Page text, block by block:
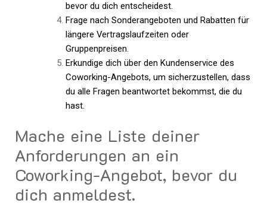
bevor du dich entscheidest.
Frage nach Sonderangeboten und Rabatten für
längere Vertragslaufzeiten oder
Gruppenpreisen.
Erkundige dich über den Kundenservice des
Coworking-Angebots, um sicherzustellen, dass
du alle Fragen beantwortet bekommst, die du
hast.
Mache eine Liste deiner
Anforderungen an ein
Coworking-Angebot, bevor du
dich anmeldest.